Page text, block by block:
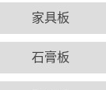
家具板
石膏板